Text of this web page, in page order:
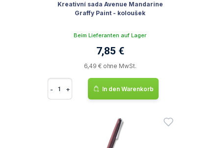
Kreativní sada Avenue Mandarine
Graffy Paint - koloušek
Beim Lieferanten auf Lager
7,85 €
6,49 € ohne MwSt.
- + In den Warenkorb